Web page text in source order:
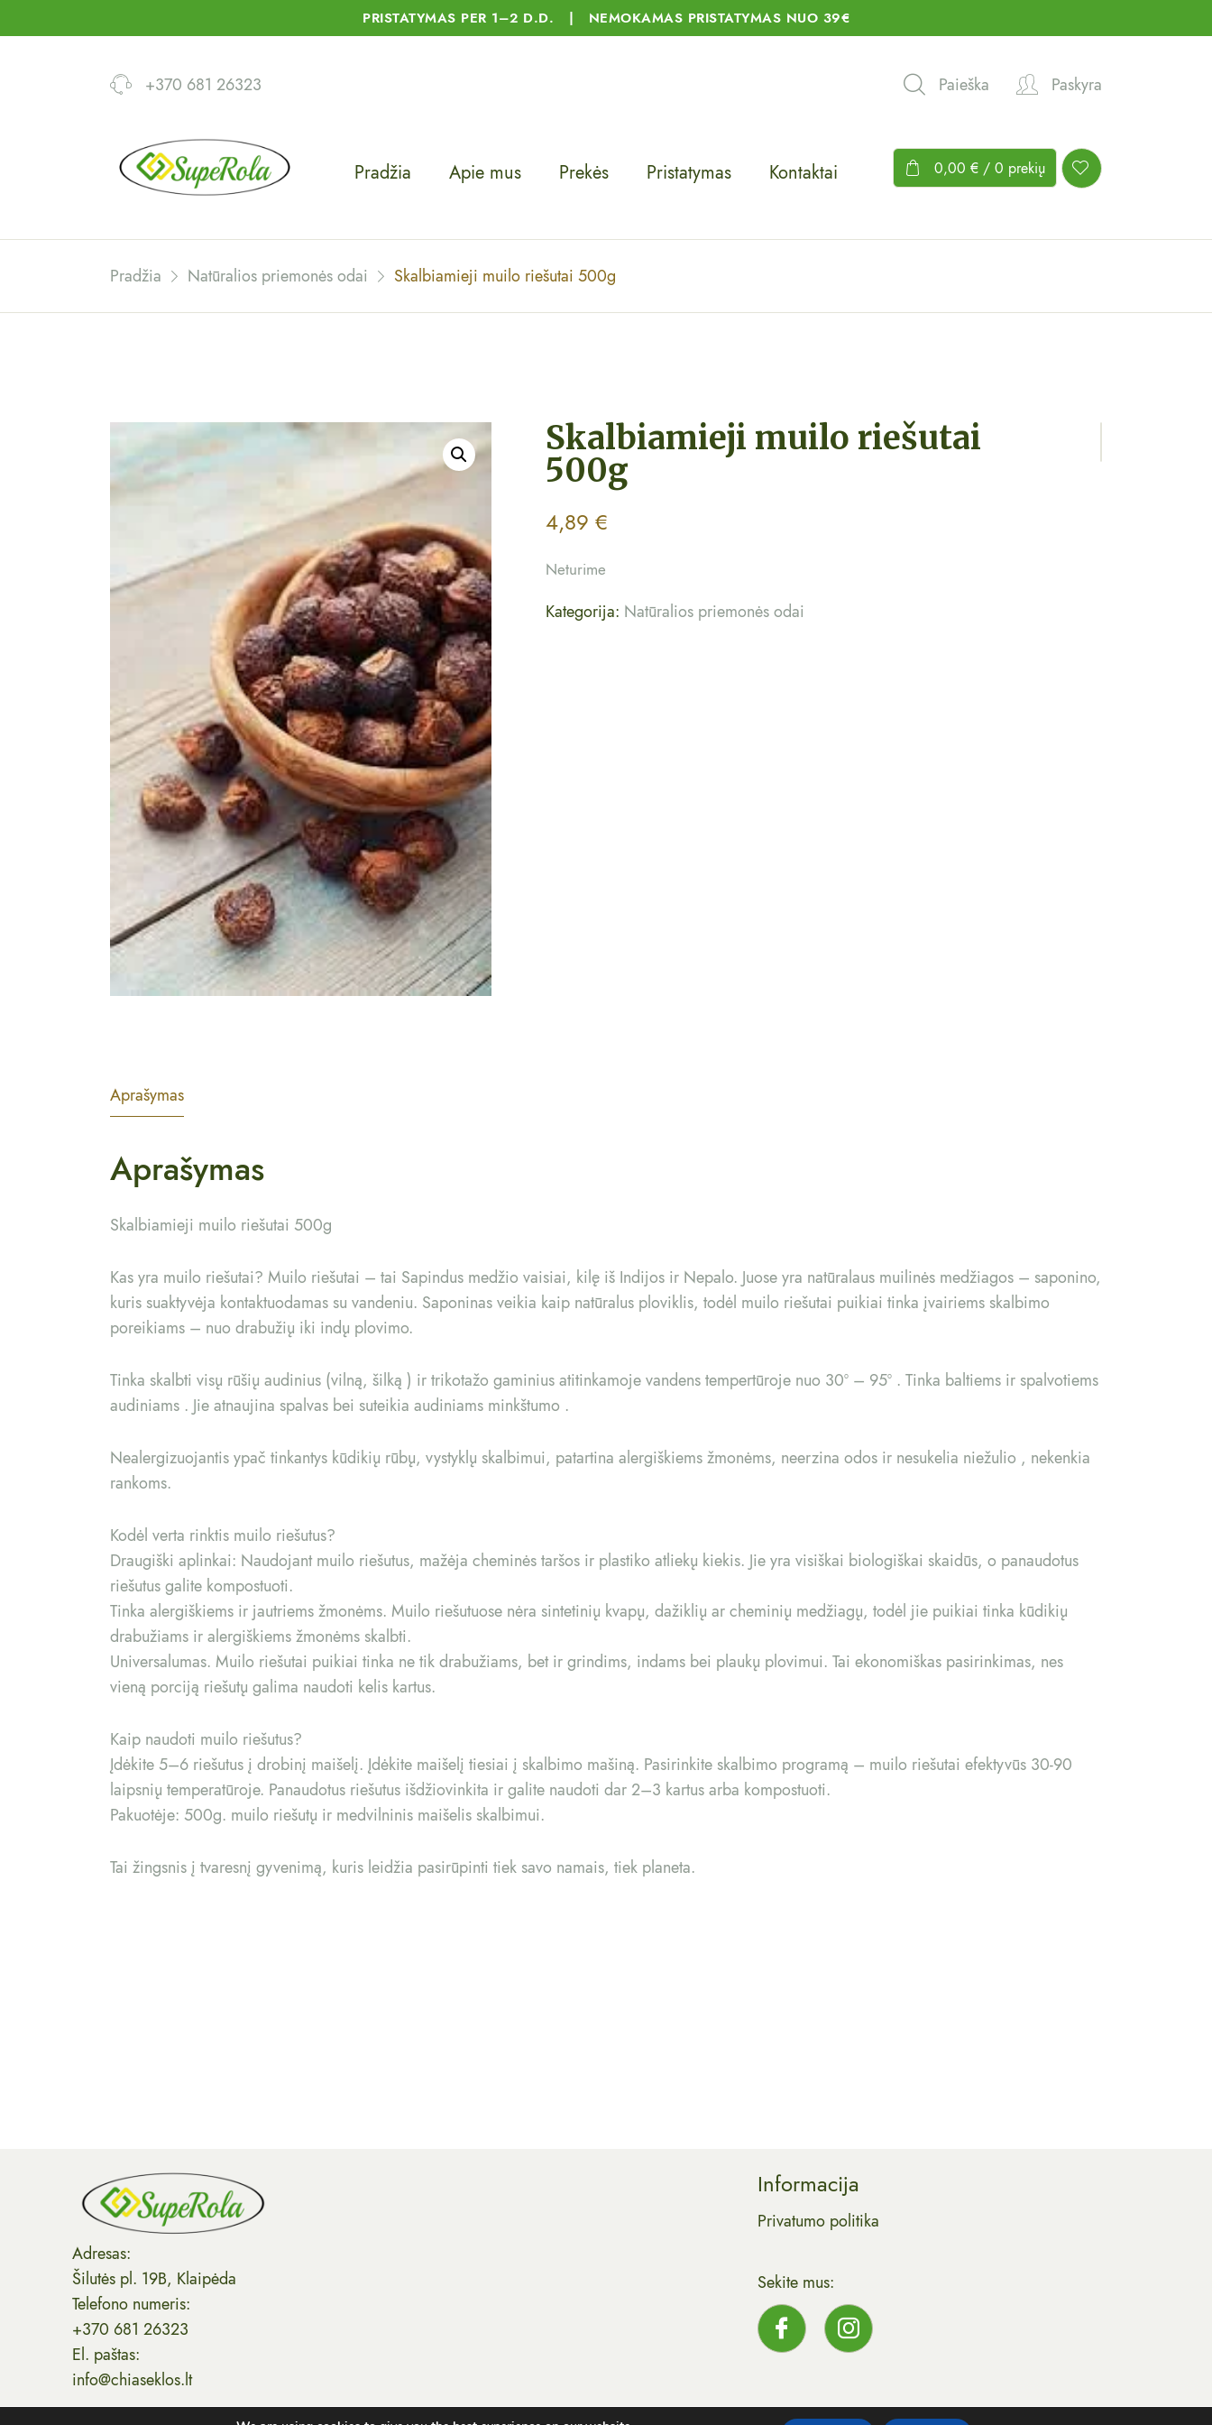
PRISTATYMAS PER 1–2 D.D. | NEMOKAMAS PRISTATYMAS NUO 39€
+370 681 26323 Paieška Paskyra
Pradžia Apie mus Prekės Pristatymas Kontaktai 0,00 € / 0 prekių
Pradžia Natūralios priemonės odai Skalbiamieji muilo riešutai 500g
Skalbiamieji muilo riešutai
500g
4,89€
Neturime
Kategorija: Natūralios priemonės odai
Aprašymas
Aprašymas
Skalbiamieji muilo riešutai 500g
Kas yra muilo riešutai? Muilo riešutai – tai Sapindus medžio vaisiai, kilę iš Indijos ir Nepalo. Juose yra natūralaus muilinės medžiagos – saponino,
kuris suaktyvėja kontaktuodamas su vandeniu. Saponinas veikia kaip natūralus ploviklis, todėl muilo riešutai puikiai tinka įvairiems skalbimo
poreikiams – nuo drabužių iki indų plovimo.
Tinka skalbti visų rūšių audinius (vilną, šilką ) ir trikotažo gaminius atitinkamoje vandens tempertūroje nuo 30º – 95º . Tinka baltiems ir spalvotiems
audiniams . Jie atnaujina spalvas bei suteikia audiniams minkštumo .
Nealergizuojantis ypač tinkantys kūdikių rūbų, vystyklų skalbimui, patartina alergiškiems žmonėms, neerzina odos ir nesukelia niežulio , nekenkia
rankoms.
Kodėl verta rinktis muilo riešutus?
Draugiški aplinkai: Naudojant muilo riešutus, mažėja cheminės taršos ir plastiko atliekų kiekis. Jie yra visiškai biologiškai skaidūs, o panaudotus
riešutus galite kompostuoti.
Tinka alergiškiems ir jautriems žmonėms. Muilo riešutuose nėra sintetinių kvapų, dažiklių ar cheminių medžiagų, todėl jie puikiai tinka kūdikių
drabužiams ir alergiškiems žmonėms skalbti.
Universalumas. Muilo riešutai puikiai tinka ne tik drabužiams, bet ir grindims, indams bei plaukų plovimui. Tai ekonomiškas pasirinkimas, nes
vieną porciją riešutų galima naudoti kelis kartus.
Kaip naudoti muilo riešutus?
Įdėkite 5–6 riešutus į drobinį maišelį. Įdėkite maišelį tiesiai į skalbimo mašiną. Pasirinkite skalbimo programą – muilo riešutai efektyvūs 30-90
laipsnių temperatūroje. Panaudotus riešutus išdžiovinkita ir galite naudoti dar 2–3 kartus arba kompostuoti.
Pakuotėje: 500g. muilo riešutų ir medvilninis maišelis skalbimui.
Tai žingsnis į tvaresnį gyvenimą, kuris leidžia pasirūpinti tiek savo namais, tiek planeta.
Adresas:
Šilutės pl. 19B, Klaipėda
Telefono numeris:
+370 681 26323
El. paštas:
info@chiaseklos.lt
Informacija
Privatumo politika
Sekite mus: